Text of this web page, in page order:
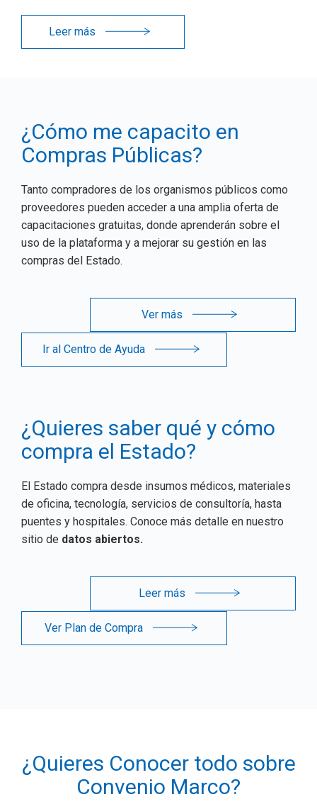
Leer más
¿Cómo me capacito en
Compras Públicas?
Tanto compradores de los organismos públicos como
proveedores pueden acceder a una amplia oferta de
capacitaciones gratuitas, donde aprenderán sobre el
uso de la plataforma y a mejorar su gestión en las
compras del Estado.
Ver más
Ir al Centro de Ayuda
¿Quieres saber qué y cómo
compra el Estado?
El Estado compra desde insumos médicos, materiales
de oficina, tecnología, servicios de consultoría, hasta
puentes y hospitales. Conoce más detalle en nuestro
sitio de datos abiertos.
Leer más
Ver Plan de Compra
¿Quieres Conocer todo sobre
Convenio Marco?